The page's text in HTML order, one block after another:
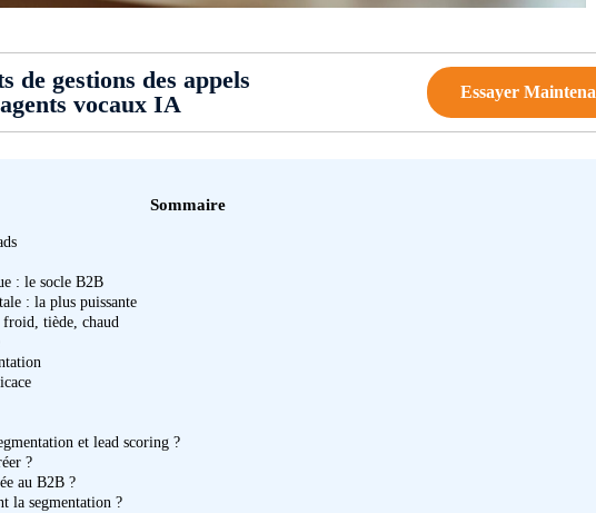
de gestions des appels
vocaux IA
Essayer
Sommaire
: le socle B2B
: la plus puissante
tiède, chaud
et lead scoring ?
?
au B2B ?
la segmentation ?